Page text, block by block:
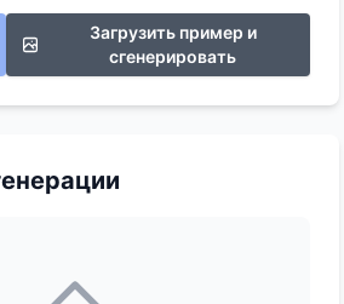
Загрузить пример и
сгенерировать